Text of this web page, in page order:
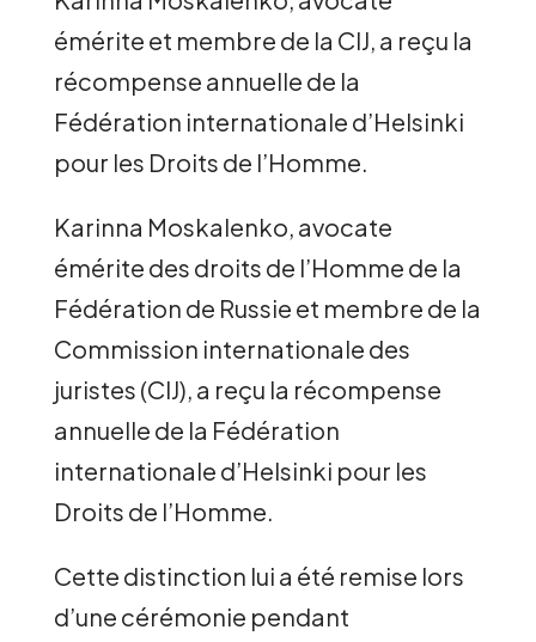
émérite et membre de la CIJ, a reçu la
récompense annuelle de la
Fédération internationale d’Helsinki
pour les Droits de l’Homme.
Karinna Moskalenko, avocate
émérite des droits de l’Homme de la
Fédération de Russie et membre de la
Commission internationale des
juristes (CIJ), a reçu la récompense
annuelle de la Fédération
internationale d’Helsinki pour les
Droits de l’Homme.
Cette distinction lui a été remise lors
d’une cérémonie pendant